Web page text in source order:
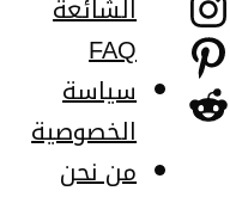
بينتريست
ريديت
الشائعة
FAQ
سياسة
الخصوصية
من نحن